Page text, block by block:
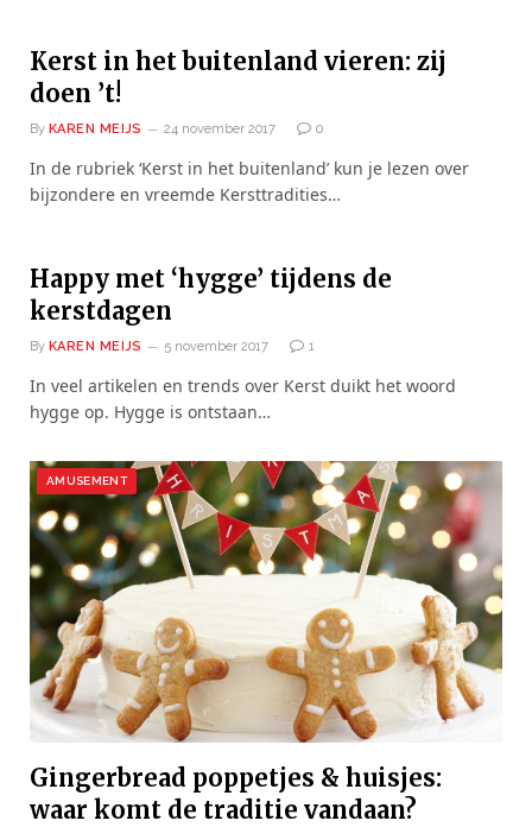
Kerst in het buitenland vieren: zij
doen ’t!
By KAREN MEIJS 24 november 2017 0
In de rubriek ‘Kerst in het buitenland’ kun je lezen over
bijzondere en vreemde Kersttradities…
Happy met ‘hygge’ tijdens de
kerstdagen
By KAREN MEIJS 5 november 2017 1
In veel artikelen en trends over Kerst duikt het woord
hygge op. Hygge is ontstaan…
AMUSEMENT
Gingerbread poppetjes & huisjes:
waar komt de traditie vandaan?